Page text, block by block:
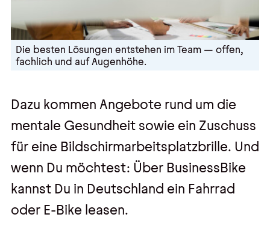
Die besten Lösungen entstehen im Team — offen,
fachlich und auf Augenhöhe.
Dazu kommen Angebote rund um die
mentale Gesundheit sowie ein Zuschuss
für eine Bildschirmarbeitsplatzbrille. Und
wenn Du möchtest: Über BusinessBike
kannst Du in Deutschland ein Fahrrad
oder E-Bike leasen.